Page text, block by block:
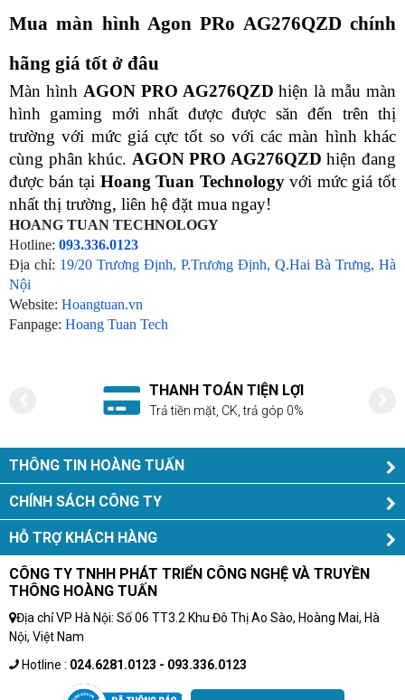
Mua màn hình Agon PRo AG276QZD chính
hãng giá tốt ở đâu
Màn hình AGON PRO AG276QZD hiện là mẫu màn
hình gaming mới nhất được được săn đến trên thị
trường với mức giá cực tốt so với các màn hình khác
cùng phân khúc. AGON PRO AG276QZD hiện đang
được bán tại Hoang Tuan Technology với mức giá tốt
nhất thị trường, liên hệ đặt mua ngay!
HOANG TUAN TECHNOLOGY
Hotline: 093.336.0123
Địa chỉ: 19/20 Trương Định, P.Trương Định, Q.Hai Bà Trưng, Hà
Nội
Website: Hoangtuan.vn
Fanpage: Hoang Tuan Tech
THANH TOÁN TIỆN LỢI
Trả tiền mặt, CK, trả góp 0%
THÔNG TIN HOÀNG TUẤN
CHÍNH SÁCH CÔNG TY
HỖ TRỢ KHÁCH HÀNG
CÔNG TY TNHH PHÁT TRIỂN CÔNG NGHỆ VÀ TRUYỀN
THÔNG HOÀNG TUẤN
Địa chỉ VP Hà Nội: Số 06 TT3.2 Khu Đô Thị Ao Sào, Hoàng Mai, Hà
Nội, Việt Nam
Hotline : 024.6281.0123 - 093.336.0123